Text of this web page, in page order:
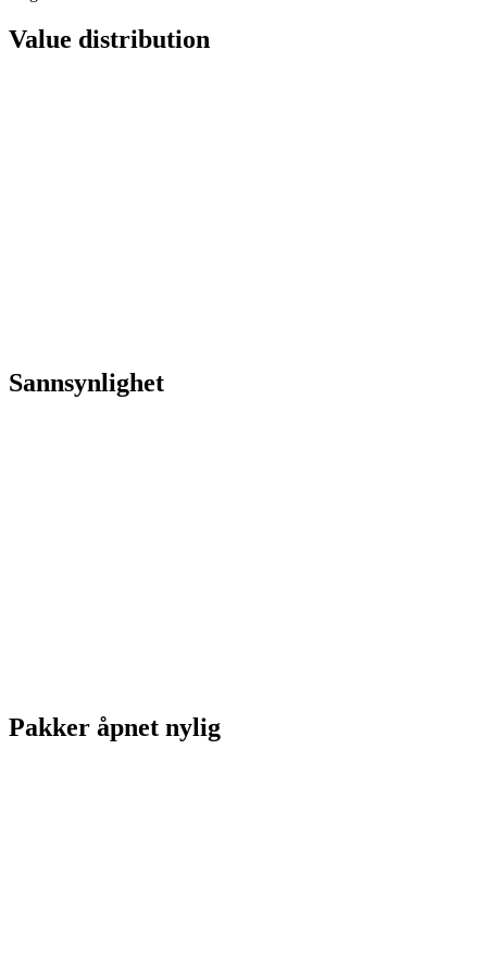
Value distribution
Sannsynlighet
Pakker åpnet nylig